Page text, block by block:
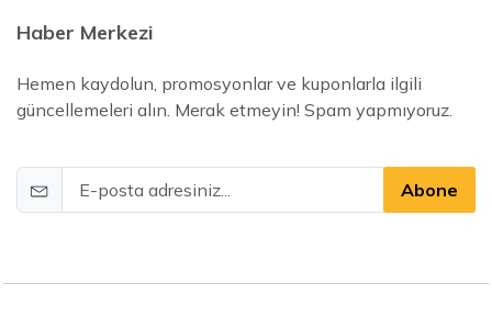
Haber Merkezi
Hemen kaydolun, promosyonlar ve kuponlarla ilgili
güncellemeleri alın. Merak etmeyin! Spam yapmıyoruz.
Abone